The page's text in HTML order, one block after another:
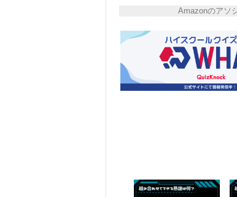
Amazonのアソ